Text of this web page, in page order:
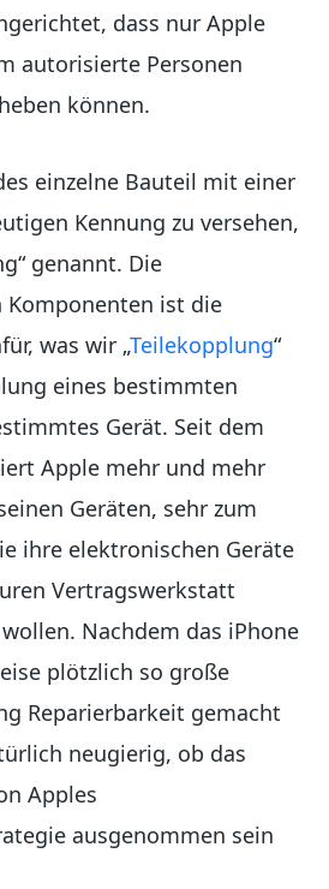
dass nur Apple
autorisierte Personen
können.
einzelne Bauteil mit einer
Kennung zu versehen,
genannt. Die
Komponenten ist die
was wir „Teilekopplung“
eines bestimmten
Gerät. Seit dem
Apple mehr und mehr
Geräten, sehr zum
ihre elektronischen Geräte
Vertragswerkstatt
Nachdem das iPhone
plötzlich so große
Reparierbarkeit gemacht
neugierig, ob das
Apples
ausgenommen sein